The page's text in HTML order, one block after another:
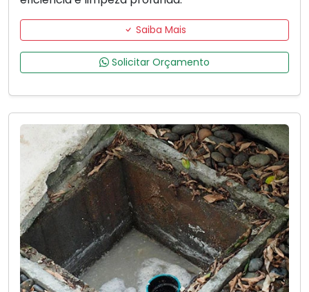
Saiba Mais
Solicitar Orçamento